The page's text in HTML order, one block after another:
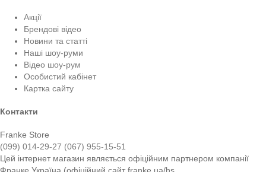
Акції
Брендові відео
Новини та статті
Наші шоу-руми
Відео шоу-рум
Особистий кабінет
Картка сайту
Контакти
Franke Store
(099) 014-29-27 (067) 955-15-51
Цей інтернет магазин являється офіційним партнером компанії
Франке Україна (офіційний сайт franke.ua/hs